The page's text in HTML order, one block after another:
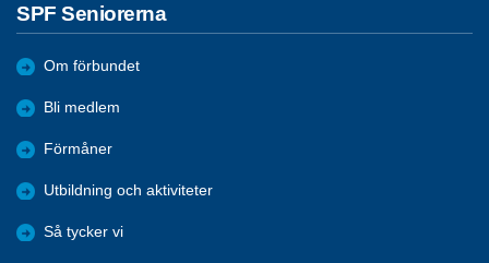
SPF Seniorerna
Om förbundet
Bli medlem
Förmåner
Utbildning och aktiviteter
Så tycker vi